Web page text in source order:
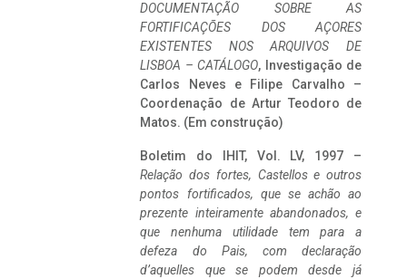
DOCUMENTAÇÃO SOBRE AS
FORTIFICAÇÕES DOS AÇORES
EXISTENTES NOS ARQUIVOS DE
LISBOA – CATÁLOGO, Investigação de
Carlos Neves e Filipe Carvalho –
Coordenação de Artur Teodoro de
Matos. (Em construção)
Boletim do IHIT, Vol. LV, 1997 –
Relação dos fortes, Castellos e outros
pontos fortificados, que se achão ao
prezente inteiramente abandonados, e
que nenhuma utilidade tem para a
defeza do Pais, com declaração
d’aquelles que se podem desde já